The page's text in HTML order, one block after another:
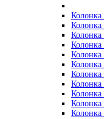
Колонка
Колонка
Колонка
Колонка
Колонка
Колонка
Колонка
Колонка
Колонка
Колонка
Колонка